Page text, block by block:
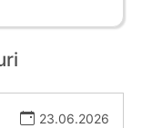
23.06.2026